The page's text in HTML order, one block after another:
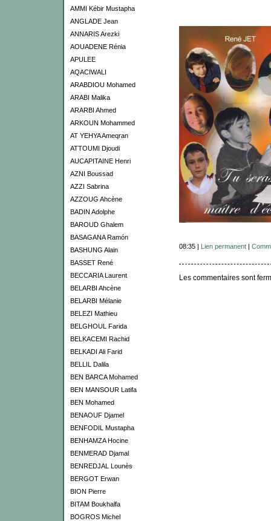
AMMI Kébir Mustapha
ANGLADE Jean
ANNARIS Arezki
AOUADENE Rénia
APULEE
AQACIWALI
ARABDIOU Mohamed
ARABI Malika
ARARBI Ahmed
ARKOUN Mohammed
AT YEHYA Ameqran
ATTOUMI Djoudi
AUCAPITAINE Henri
AZNI Boussad
AZZI Sabrina
AZZOUG Ahcène
BADIN Adolphe
BAROUD Ghalem
BASAGANA Ramón
BASHUNG Alain
BASSET René
BECCARIA Laurent
BELARBI Ahcène
BELARBI Mélanie
BELEZI Mathieu
BELGHOUL Farida
BELKACEMI Rachid
BELKADI Ali Farid
BELLIL Dalila
BEN BARCA Mohamed
BEN MANSOUR Latifa
BEN Mohamed
BENAOUF Djamel
BENFODIL Mustapha
BENHAMZA Hocine
BENMERAD Djamal
BENREDJAL Lounès
BERGOT Erwan
BION Pierre
BITAM Boukhalfa
BOGROS Michel
08:35 | Lien permanent|
Les commentaires sont